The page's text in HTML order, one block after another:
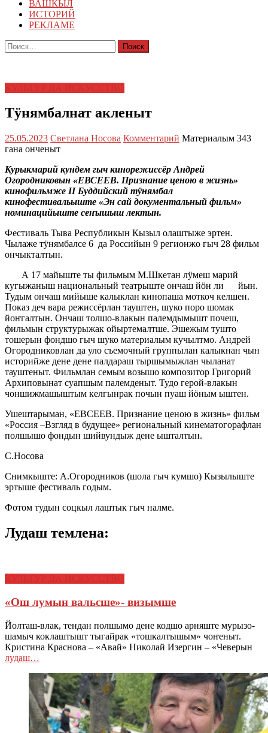
ВАШКЫЛ
ИСТОРИЙ
РЕКЛАМЕ
Найти:
Тӱнямбалнат акленыт
25.05.2023 Светлана Носова Комментарий Материалым 343
гана онченыт
Курыкмарий кундем гыч кинорежиссёр Андрей
Огородниковын «ЕВСЕЕВ. Признание ценою в жизнь»
кинофильмже IIБуддийский тӱнямбал
кинофестивальыште «Эн сай документальный фильм»
номинацийыште сеҥышыш лектын.
Фестиваль Тыва Республикын Кызыл олаштыже эртен.
Чылаже тӱнямбалсе 6 да Российын 9 регионжо гыч 28 фильм
ончыкталтын.
А 17 майыште ты фильмым М.Шкетан лӱмеш марий
кугыжаныш национальный театрыште ончаш йӧн ли йын.
Тудым ончаш мийыше калыклан кинопаша моткоч келшен.
Показ деч вара режиссёрлан тауштен, шуко поро шомак
йоҥгалтын. Ончаш толшо-влакын палемдымышт почеш,
фильмын структурыжак ойыртемалтше. Эшежым тушто
тошерын фондшо гыч шуко материалым кучылтмо. Андрей
Огородниковлан да уло съемочный группылан калыкнан чын
историйже дене дене палдараш тыршымыжлан чыланат
тауштеныт. Фильмлан семым возышо композитор Григорий
Архиповынат суапшым палемденыт. Тудо герой-влакын
чоншижмашыштым келгынрак почын пуаш йӧным ыштен.
Ушештарыман, «ЕВСЕЕВ. Признание ценою в жизнь» фильм
«Россия –Взгляд в будущее» региональный кинематогорафлан
полшышо фондын шийвундыж дене ышталтын.
С.Носова
Снимкыште: А.Огородников (шола гыч кумшо) Кызылыште
эртыше фестиваль годым.
Фотом тудын соцкыл лаштык гыч налме.
Лудаш темлена:
«Ош лумын вальсше»- визымше
Йолташ-влак, тендан полшымо дене кодшо арняште мурызо-
шамыч коклаштышт тыгайрак «тошкалтышым» чоҥеныт.
Кристина Краснова – «Авай» Николай Изергин – «Чеверын
лудаш…